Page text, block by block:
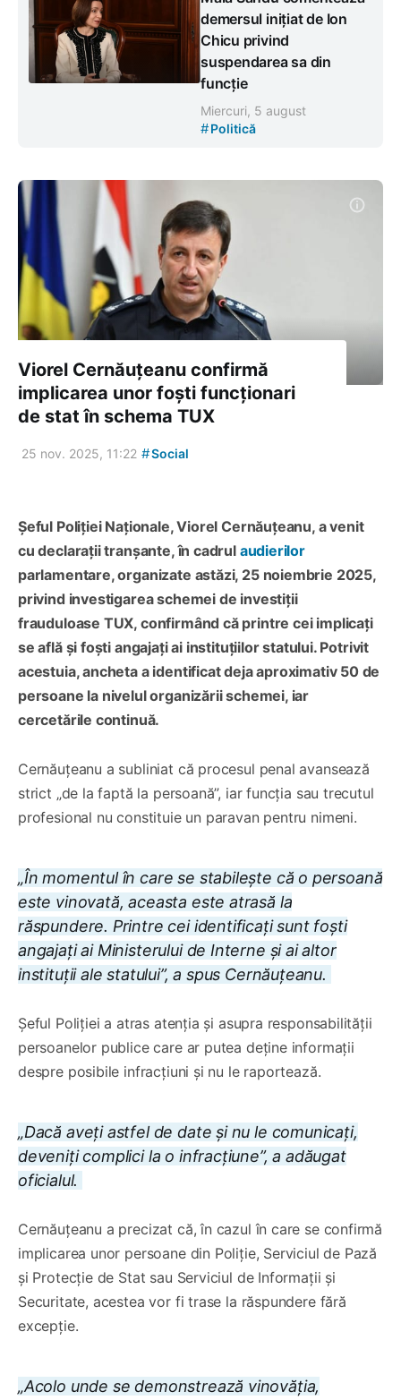
demersul inițiat de Ion
Chicu privind
suspendarea sa din
funcție
Miercuri, 5 august
#Politică
Viorel Cernăuțeanu confirmă
implicarea unor foști funcționari
de stat în schema TUX
25 nov. 2025, 11:22 #Social
Șeful Poliției Naționale, Viorel Cernăuțeanu, a venit
cu declarații tranșante, în cadrul audierilor
parlamentare, organizate astăzi, 25 noiembrie 2025,
privind investigarea schemei de investiții
frauduloase TUX, confirmând că printre cei implicați
se află și foști angajați ai instituțiilor statului. Potrivit
acestuia, ancheta a identificat deja aproximativ 50 de
persoane la nivelul organizării schemei, iar
cercetările continuă.
Cernăuțeanu a subliniat că procesul penal avansează
strict „de la faptă la persoană”, iar funcția sau trecutul
profesional nu constituie un paravan pentru nimeni.
„În momentul în care se stabilește că o persoană
este vinovată, aceasta este atrasă la
răspundere. Printre cei identificați sunt foști
angajați ai Ministerului de Interne și ai altor
instituții ale statului”, a spus Cernăuțeanu.
Șeful Poliției a atras atenția și asupra responsabilității
persoanelor publice care ar putea deține informații
despre posibile infracțiuni și nu le raportează.
„Dacă aveți astfel de date și nu le comunicați,
deveniți complici la o infracțiune”, a adăugat
oficialul.
Cernăuțeanu a precizat că, în cazul în care se confirmă
implicarea unor persoane din Poliție, Serviciul de Pază
și Protecție de Stat sau Serviciul de Informații și
Securitate, acestea vor fi trase la răspundere fără
excepție.
„Acolo unde se demonstrează vinovăția,